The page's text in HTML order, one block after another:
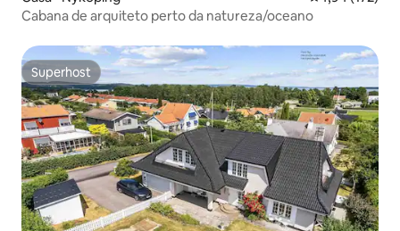
Cabana de arquiteto perto da natureza/oceano
Superhost
Superhost